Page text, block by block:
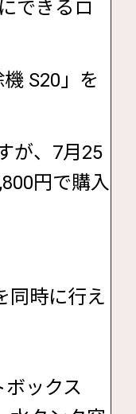
できるロ
S20」を
が、7月25
円で購入
同時に行え
ックス